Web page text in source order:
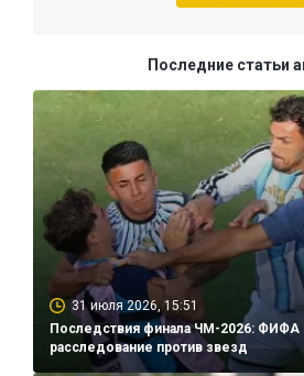
Последние статьи
31 июля 2026, 15:51
Последствия финала ЧМ-2026: ФИФА
расследование против звезд